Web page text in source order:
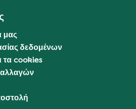
μας
δεδομένων
τα cookies